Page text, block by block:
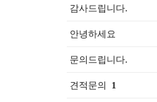
감사드립니다.
안녕하세요
문의드립니다.
견적문의 1